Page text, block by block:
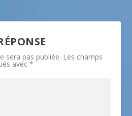
sera pas publiée. Les champs
avec*